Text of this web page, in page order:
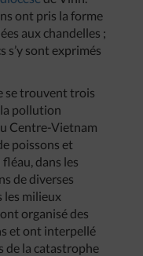
ont pris la forme
aux chandelles ;
s’y sont exprimés
se trouvent trois
pollution
Centre-Vietnam
poissons et
dans les
de diverses
les milieux
organisé des
et ont interpellé
de la catastrophe